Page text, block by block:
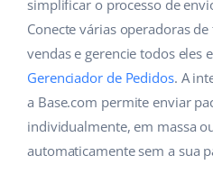
Automação do fluxo de
Base Connect
IA para ecommerce
Base Analytics
Casa e jardim
Produtos infantis
Eletrônicos
Peças automotivas
Ajuda
Academy
Blog
Serviços
english (US)
english (GB)
english (IN)
čeština
simplificar o processo de
Conecte várias operadoras
vendas e gerencie todos eles
Gerenciador de Pedidos. A
a Base.com permite enviar
individualmente, em massa
automaticamente sem a sua